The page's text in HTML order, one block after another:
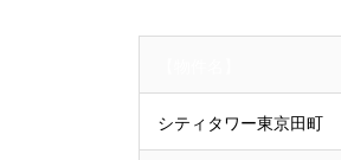
シティタワー東京田町